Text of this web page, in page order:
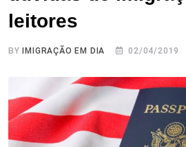
leitores
BYIMIGRAÇÃO EM DIA 02/04/2019